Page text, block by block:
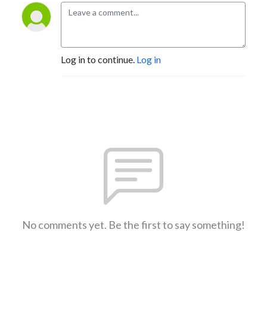
Log in to continue. Log in
No comments yet. Be the first to say something!